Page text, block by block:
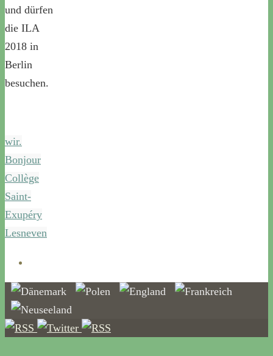
und dürfen
die ILA
2018 in
Berlin
besuchen.
wir.
Bonjour
Collège
Saint-
Exupéry
Lesneven